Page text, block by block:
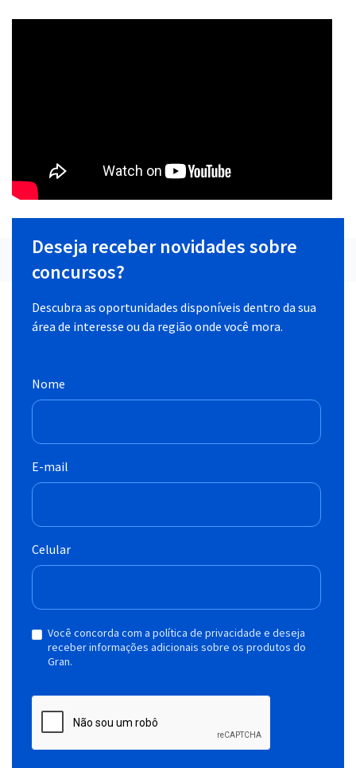
Deseja receber novidades sobre
concursos?
Descubra as oportunidades disponíveis dentro da sua
área de interesse ou da região onde você mora.
Nome
E-mail
Celular
Você concorda com a política de privacidade e deseja
receber informações adicionais sobre os produtos do
Gran.